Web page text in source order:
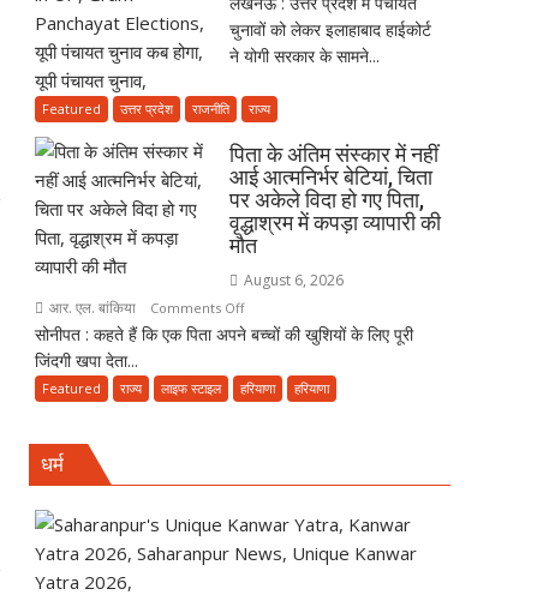
कर
भावुक
हुईं
बेटे
को
राजनीति
में
आगे
बढ़ाने
का
किया
ऐलान
पंचायत
चुनाव
योगी
सरकार
से
देरी
क्यों?
नवंबर
संवैधानिक
दायित्व
चुनावों को लेकर इलाहाबाद हाईकोर्ट
ने योगी सरकार के सामने...
Featured उत्तर प्रदेश राजनीति राज्य
पिता के अंतिम संस्कार में नहीं
आई आत्मनिर्भर बेटियां, चिता
पर अकेले विदा हो गए पिता,
वृद्धाश्रम में कपड़ा व्यापारी की
मौत
August 6, 2026
आर. एल. बांकिया
Comments Offon
पिता
अंतिम
आई
आत्मनिर्भर
बेटियां,
सोनीपत : कहते हैं कि एक पिता अपने बच्चों की खुशियों के लिए पूरी
जिंदगी खपा देता...
Featured राज्य लाइफ स्टाइल हरियाणा हरियाणा
धर्म